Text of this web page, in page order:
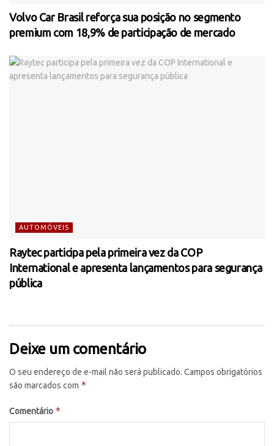
Volvo Car Brasil reforça sua posição no segmento
premium com 18,9% de participação de mercado
AUTOMÓVEIS
Raytec participa pela primeira vez da COP
International e apresenta lançamentos para segurança
pública
Deixe um comentário
O seu endereço de e-mail não será publicado. Campos obrigatórios
são marcados com *
Comentário *